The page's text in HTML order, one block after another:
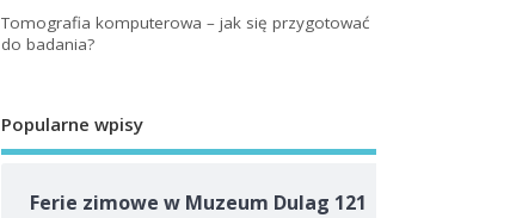
Tomografia komputerowa – jak się przygotować
do badania?
Popularne wpisy
Ferie zimowe w Muzeum Dulag 121